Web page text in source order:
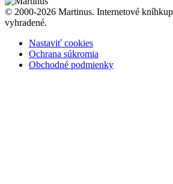
© 2000-2026 Martinus. Internetové
vyhradené.
Nastaviť cookies
Ochrana súkromia
Obchodné podmienky